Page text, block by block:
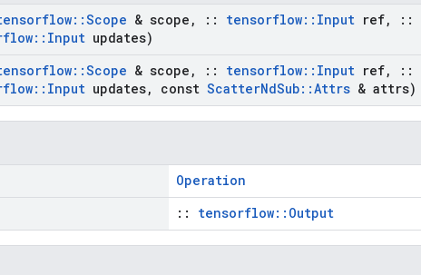
::Scope & scope , :: tensorflow:: Input ref, ::
:: Input updates)
::Scope & scope , :: tensorflow:: Input ref, ::
:: Input updates, const ScatterNdSub::Attrs & attrs)
Operation
:: tensorflow::Output